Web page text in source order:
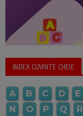
INDEX CUVINTE CHEIE
A B C D E
N
O P Q R